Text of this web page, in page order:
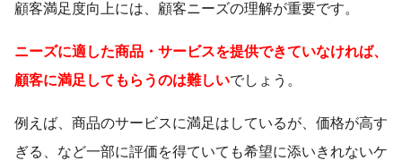
顧客満足度向上には、顧客ニーズの理解が重要です。
ニーズに適した商品・サービスを提供できていなければ、
顧客に満足してもらうのは難しいでしょう。
例えば、商品のサービスに満足はしているが、価格が高す
ぎる、など一部に評価を得ていても希望に添いきれないケ